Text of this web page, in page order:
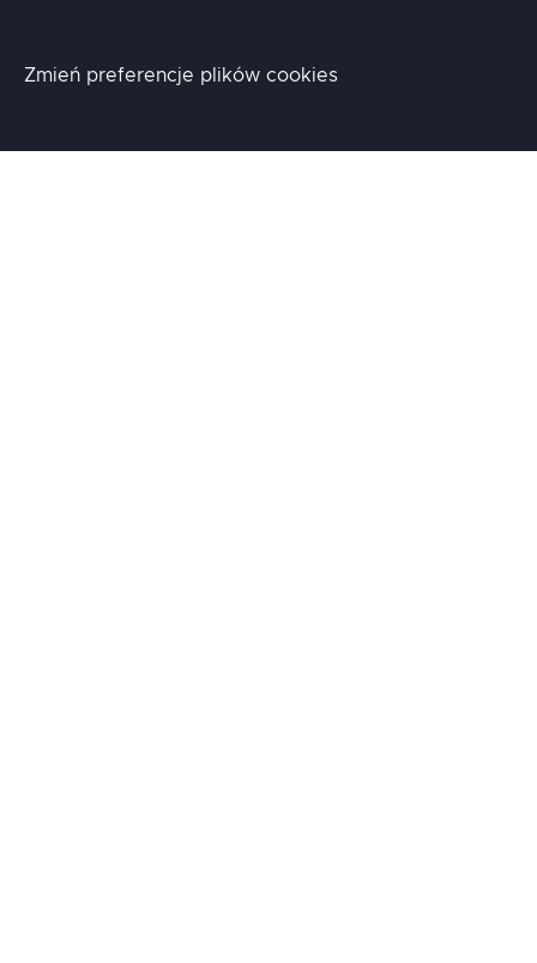
Zmień preferencje plików cookies